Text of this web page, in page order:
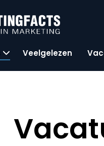
Veelgelezen